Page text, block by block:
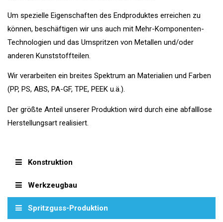
Um spezielle Eigenschaften des Endproduktes erreichen zu
können, beschäftigen wir uns auch mit Mehr-Komponenten-
Technologien und das Umspritzen von Metallen und/oder
anderen Kunststoffteilen.
Wir verarbeiten ein breites Spektrum an Materialien und Farben
(PP, PS, ABS, PA-GF, TPE, PEEK u.ä.).
Der größte Anteil unserer Produktion wird durch eine abfalllose
Herstellungsart realisiert.
Konstruktion
Werkzeugbau
Spritzguss-Produktion